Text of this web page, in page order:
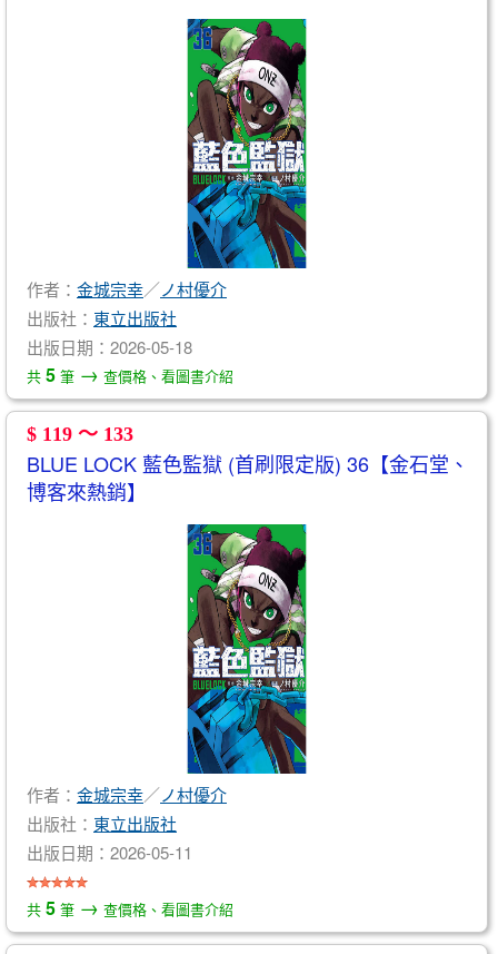
作者： 金城宗幸／ノ村優介
出版社： 東立出版社
出版日期：2026-05-18
共 5 筆 → 查價格、看圖書介紹
$ 119 ～ 133
BLUE LOCK 藍色監獄 (首刷限定版) 36【金石堂、
博客來熱銷】
作者： 金城宗幸／ノ村優介
出版社： 東立出版社
出版日期：2026-05-11
共 5 筆 → 查價格、看圖書介紹